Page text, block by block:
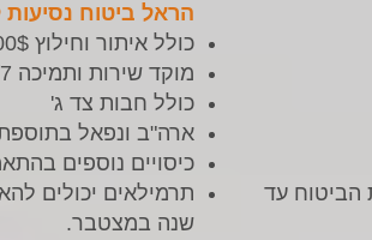
הביטוח עד
הראל ביטוח נסיעות
כולל איתור וחילוץ 250,000$
מוקד שירות ותמיכה 24/7
כולל חבות צד ג'
ארה"ב ונפאל
כיסויים נוספים
תרמילאים יכולים
שנה במצטבר.